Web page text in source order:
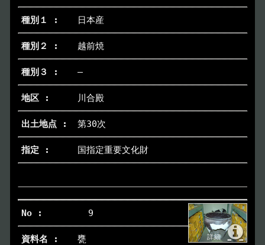
日本産
越前焼
―
川合殿
第30次
国指定重要文化財
9
甕